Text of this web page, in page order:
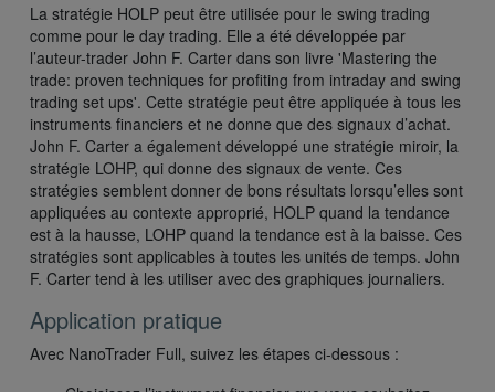
La stratégie HOLP peut être utilisée pour le swing trading
comme pour le day trading. Elle a été développée par
l’auteur-trader John F. Carter dans son livre 'Mastering the
trade: proven techniques for profiting from intraday and swing
trading set ups'. Cette stratégie peut être appliquée à tous les
instruments financiers et ne donne que des signaux d’achat.
John F. Carter a également développé une stratégie miroir, la
stratégie LOHP, qui donne des signaux de vente. Ces
stratégies semblent donner de bons résultats lorsqu’elles sont
appliquées au contexte approprié, HOLP quand la tendance
est à la hausse, LOHP quand la tendance est à la baisse. Ces
stratégies sont applicables à toutes les unités de temps. John
F. Carter tend à les utiliser avec des graphiques journaliers.
Application pratique
Avec NanoTrader Full, suivez les étapes ci-dessous :